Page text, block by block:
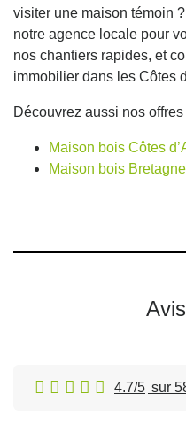
visiter une maison témoin
notre agence locale pour
nos chantiers rapides, et
immobilier dans les Côtes
Découvrez aussi nos
Maison bois Côtes
Maison bois Bretagne
4.7/5 sur